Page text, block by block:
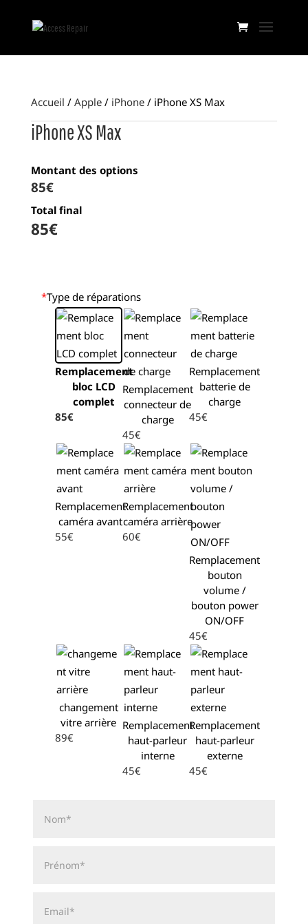
Accueil / Apple/ iPhone/ iPhone XS Max
iPhone XS Max
Montant des options
85€
Total final
85€
*Type de réparations
Remplacement
bloc LCD
complet
85€
Remplacement
connecteur de
charge
45€
Remplacement
batterie de
charge
45€
Remplacement
caméra avant
55€
Remplacement
caméra arrière
60€
Remplacement
bouton
volume /
bouton power
ON/OFF
45€
changement
vitre arrière
89€
Remplacement
haut-parleur
interne
45€
Remplacement
haut-parleur
externe
45€